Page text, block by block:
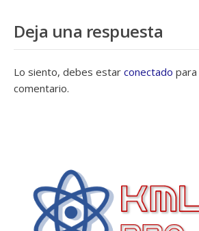
Deja una respuesta
Lo siento, debes estar conectado para
comentario.